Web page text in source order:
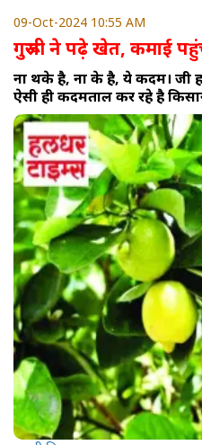
09-Oct-2024 10:55 AM
गुरूजी ने पढ़े खेत, कमाई
ना थके है, ना रूके है, ये कदम। जी
ऐसी ही कदमताल कर रहे है